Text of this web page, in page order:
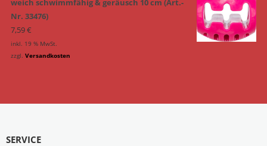
weich schwimmfähig & geräusch 10 cm (Art.-
Nr. 33476)
7,59€
inkl. 19 % MwSt.
zzgl. Versandkosten
SERVICE